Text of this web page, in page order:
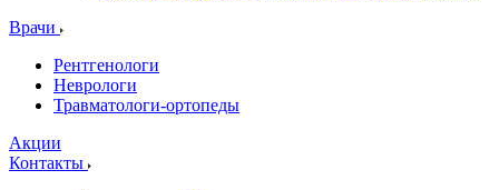
Врачи
Рентгенологи
Неврологи
Травматологи-ортопеды
Акции
Контакты